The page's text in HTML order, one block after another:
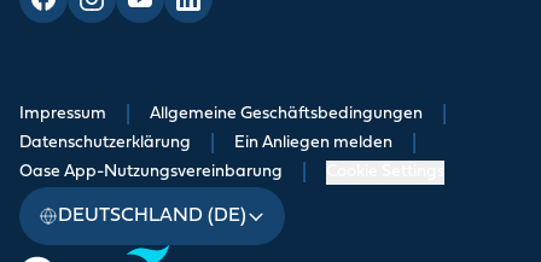
Impressum Allgemeine Geschäftsbedingungen
Datenschutzerklärung Ein Anliegen melden
Oase App-Nutzungsvereinbarung
DEUTSCHLAND (DE)